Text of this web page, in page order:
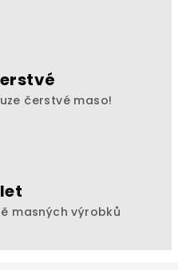
čerstvé maso!
masných výrobků